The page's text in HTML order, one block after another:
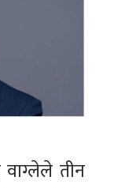
वाग्लेले तीन